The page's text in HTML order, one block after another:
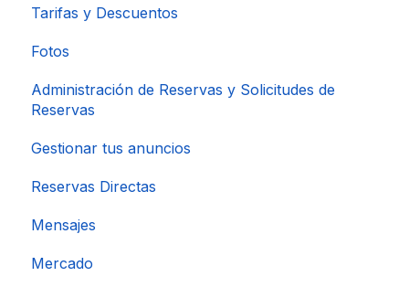
Tarifas y Descuentos
Fotos
Administración de Reservas y Solicitudes de
Reservas
Gestionar tus anuncios
Reservas Directas
Mensajes
Mercado